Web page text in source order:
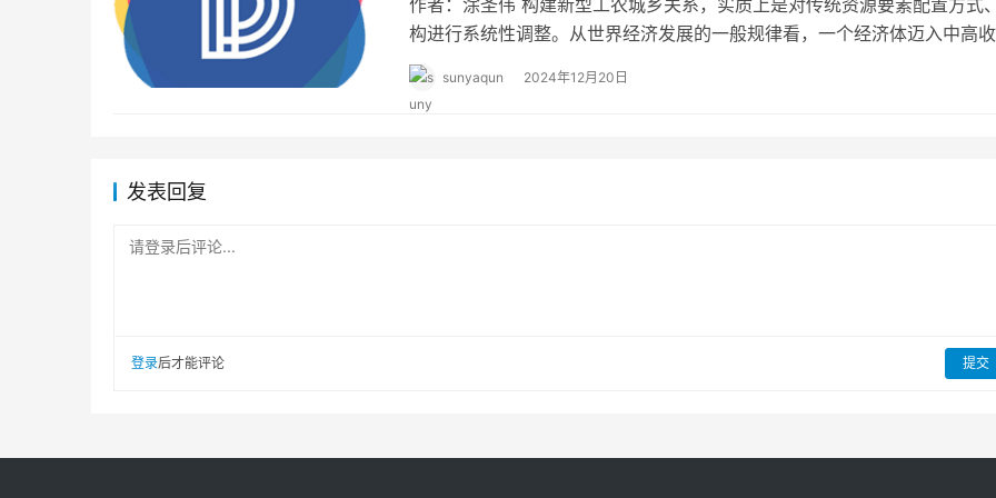
作者：涂圣伟 构建新型工农城乡关系，实质上是对传统资源要素配置方式
构进行系统性调整。从世界经济发展的一般规律看，一个经济体迈入中高
阶段后，全要素生产率会逐渐成为经济增长的动…
sunyaqun 2024年12月20日
发表回复
请登录后评论...
登录后才能评论 提交